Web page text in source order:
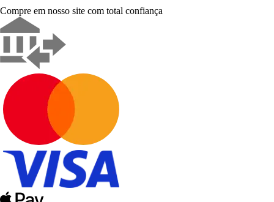
Compre em nosso site com total confiança